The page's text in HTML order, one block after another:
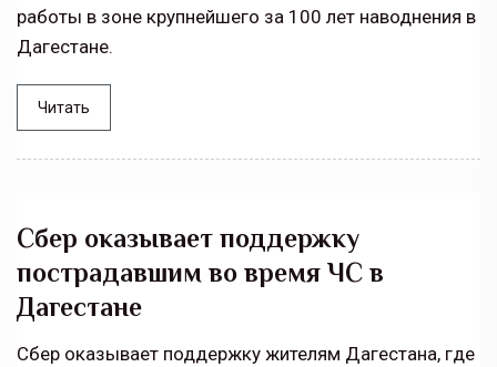
работы в зоне крупнейшего за 100 лет наводнения в
Дагестане.
Читать
Сбер оказывает поддержку
пострадавшим во время ЧС в
Дагестане
Сбер оказывает поддержку жителям Дагестана, где